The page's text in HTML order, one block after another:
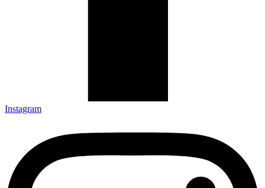
Instagram